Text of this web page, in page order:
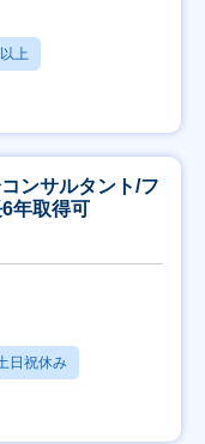
上
ンサルタント/フ
年取得可
日祝休み